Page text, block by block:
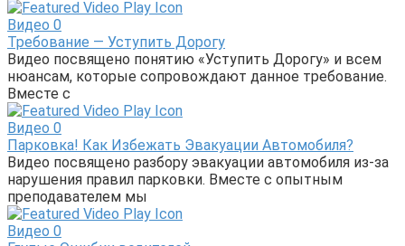
Видео 0
Требование — Уступить Дорогу
Видео посвящено понятию «Уступить Дорогу» и всем
нюансам, которые сопровождают данное требование.
Вместе с
Видео 0
Парковка! Как Избежать Эвакуации Автомобиля?
Видео посвящено разбору эвакуации автомобиля из-за
нарушения правил парковки. Вместе с опытным
преподавателем мы
Видео 0